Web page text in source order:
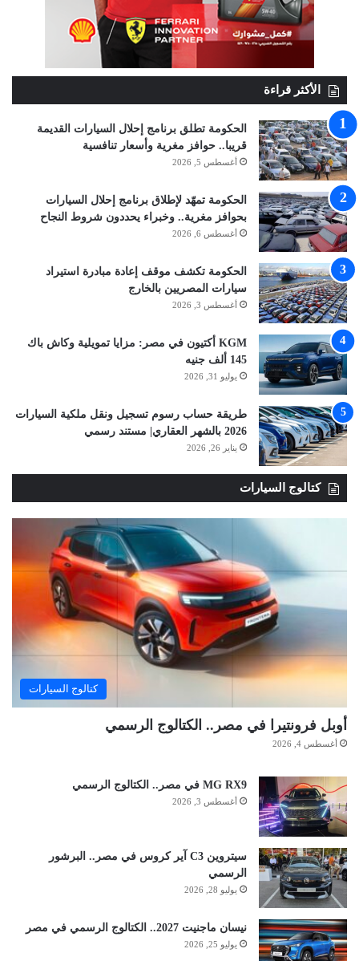
الأكثر قراءة
الحكومة تطلق برنامج إحلال السيارات القديمة
قريبا.. حوافز مغرية وأسعار تنافسية
أغسطس 5, 2026
الحكومة تمهّد لإطلاق برنامج إحلال السيارات
بحوافز مغرية.. وخبراء يحددون شروط النجاح
أغسطس 6, 2026
الحكومة تكشف موقف إعادة مبادرة استيراد
سيارات المصريين بالخارج
أغسطس 3, 2026
KGM أكتيون في مصر: مزايا تمويلية وكاش باك
145 ألف جنيه
يوليو 31, 2026
طريقة حساب رسوم تسجيل ونقل ملكية السيارات
2026 بالشهر العقاري| مستند رسمي
يناير 26, 2026
كتالوج السيارات
كتالوج السيارات
أوبل فرونتيرا في مصر.. الكتالوج الرسمي
أغسطس 4, 2026
MG RX9 في مصر.. الكتالوج الرسمي
أغسطس 3, 2026
سيتروين C3 آير كروس في مصر.. البرشور
الرسمي
يوليو 28, 2026
نيسان ماجنيت 2027.. الكتالوج الرسمي في مصر
يوليو 25, 2026